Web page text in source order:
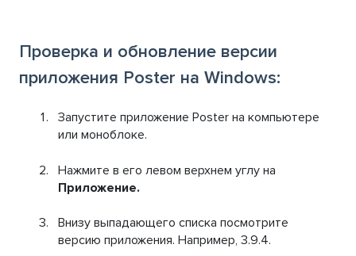
Проверка и обновление версии
приложения Poster на Windows:
Запустите приложение Poster на компьютере
или моноблоке.
Нажмите в его левом верхнем углу на
Приложение.
Внизу выпадающего списка посмотрите
версию приложения. Например, 3.9.4.